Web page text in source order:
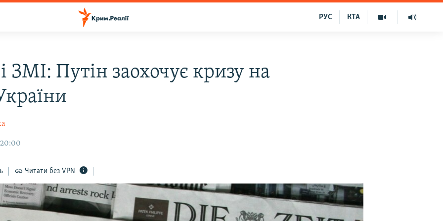
КТА
РУС
ЗМІ: Путін заохочує кризу на
20:00
Читати без VPN